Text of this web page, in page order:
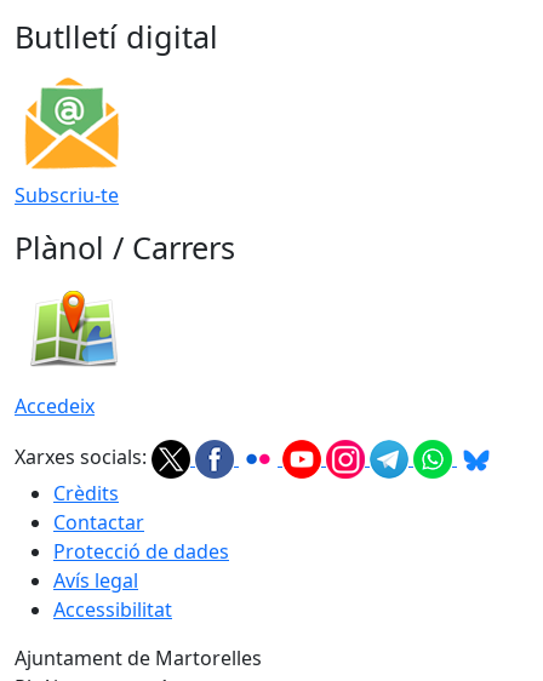
Butlletí digital
Subscriu-te
Plànol / Carrers
Accedeix
Xarxes socials:
Crèdits
Contactar
Protecció de dades
Avís legal
Accessibilitat
Ajuntament de Martorelles